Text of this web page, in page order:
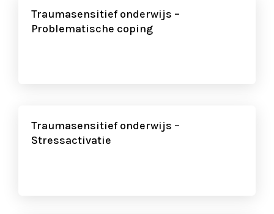
Traumasensitief onderwijs –
Problematische coping
Traumasensitief onderwijs –
Stressactivatie